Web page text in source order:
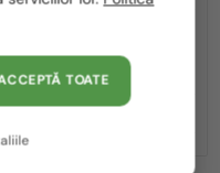
11ZS - 16K01O - 51
/ EN
TOATE